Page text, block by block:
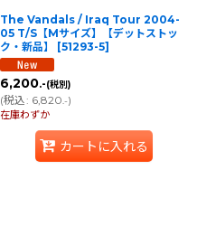
The Vandals / Iraq Tour 2004-
05 T/S【Mサイズ】【デットストッ
ク・新品】
[51293-5]
6,200.-(税別)
(税込: 6,820.-)
在庫わずか
カートに入れる